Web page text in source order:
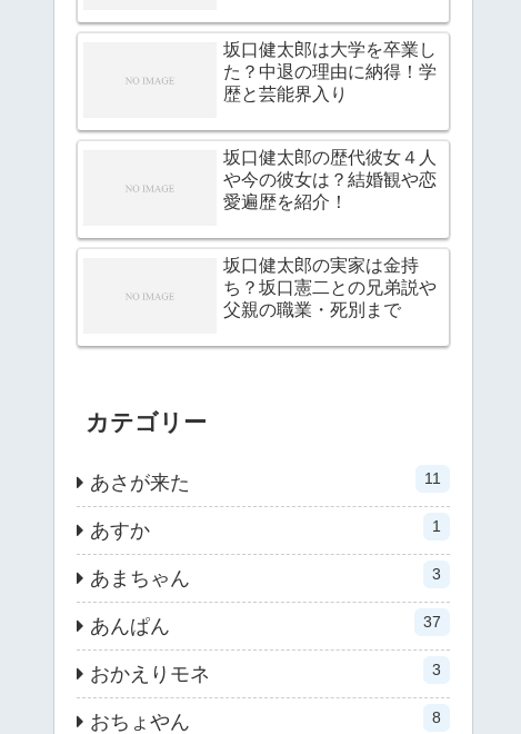
坂口健太郎は大学を卒業し
た？中退の理由に納得！学
歴と芸能界入り
坂口健太郎の歴代彼女４人
や今の彼女は？結婚観や恋
愛遍歴を紹介！
坂口健太郎の実家は金持
ち？坂口憲二との兄弟説や
父親の職業・死別まで
カテゴリー
あさが来た 11
あすか 1
あまちゃん 3
あんぱん 37
おかえりモネ 3
おちょやん 8